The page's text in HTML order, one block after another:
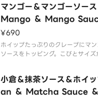
ueberrie
マンゴー＆マンゴーソー
Mango ＆ Mango
ped Cream
¥690
ホイップたっぷりのクレープにマ
ソースをトッピング。こびとサイ
appy
小倉＆抹茶ソース＆ホイ
an ＆ Matcha Sauce